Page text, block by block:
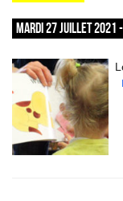
MARDI 27 JUILLET